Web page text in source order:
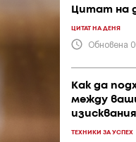
Цитат на
ЦИТАТ НА ДЕНЯ
Обновена
Как да
между
ТЕХНИКИ ЗА УСПЕХ